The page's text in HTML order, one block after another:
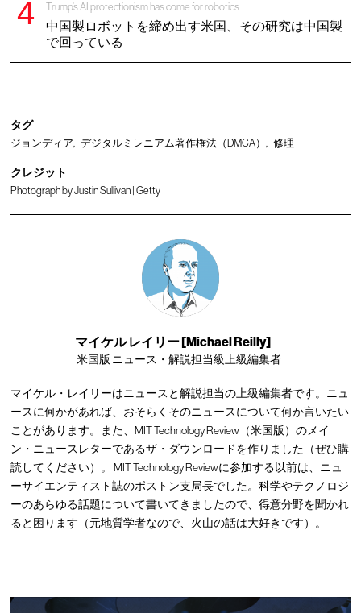
Trump’s AI protectionism has come for robotics
中国製ロボットを締め出す米国、その研究は中国製
で回っている
タグ
ジョンディア デジタルミレニアム著作権法（DMCA） 修理
クレジット
Photograph by Justin Sullivan | Getty
マイケル レイリー [Michael Reilly]
米国版 ニュース・解説担当級上級編集者
マイケル・レイリーはニュースと解説担当の上級編集者です。ニュ
ースに何かがあれば、おそらくそのニュースについて何か言いたい
ことがあります。また、MIT Technology Review（米国版）のメイ
ン・ニュースレターであるザ・ダウンロードを作りました（ぜひ購
読してください）。 MIT Technology Reviewに参加する以前は、ニュ
ーサイエンティスト誌のボストン支局長でした。科学やテクノロジ
ーのあらゆる話題について書いてきましたので、得意分野を聞かれ
ると困ります（元地質学者なので、火山の話は大好きです）。